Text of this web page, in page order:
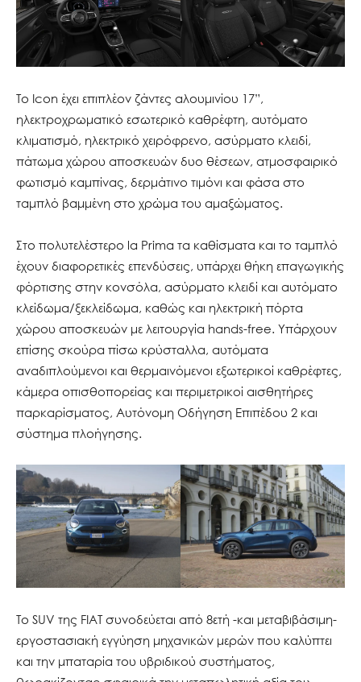
Το Icon έχει επιπλέον ζάντες αλουμινίου 17”,
ηλεκτροχρωματικό εσωτερικό καθρέφτη, αυτόματο
κλιματισμό, ηλεκτρικό χειρόφρενο, ασύρματο κλειδί,
πάτωμα χώρου αποσκευών δυο θέσεων, ατμοσφαιρικό
φωτισμό καμπίνας, δερμάτινο τιμόνι και φάσα στο
ταμπλό βαμμένη στο χρώμα του αμαξώματος.
Στο πολυτελέστερο la Prima τα καθίσματα και το ταμπλό
έχουν διαφορετικές επενδύσεις, υπάρχει θήκη επαγωγικής
φόρτισης στην κονσόλα, ασύρματο κλειδί και αυτόματο
κλείδωμα/ξεκλείδωμα, καθώς και ηλεκτρική πόρτα
χώρου αποσκευών με λειτουργία hands-free. Υπάρχουν
επίσης σκούρα πίσω κρύσταλλα, αυτόματα
αναδιπλούμενοι και θερμαινόμενοι εξωτερικοί καθρέφτες,
κάμερα οπισθοπορείας και περιμετρικοί αισθητήρες
παρκαρίσματος, Αυτόνομη Οδήγηση Επιπέδου 2 και
σύστημα πλοήγησης.
Το SUV της FIAT συνοδεύεται από 8ετή -και μεταβιβάσιμη-
εργοστασιακή εγγύηση μηχανικών μερών που καλύπτει
και την μπαταρία του υβριδικού συστήματος,